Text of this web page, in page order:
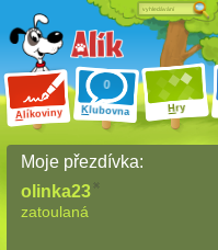
Alíkoviny Klubovna Hry
Moje přezdívka:
olinka23
zatoulaná